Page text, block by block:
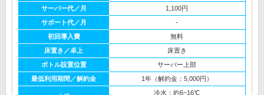
サーバー代／月
1,100円
サポート代／月
-
初回導入費
無料
床置き／卓上
床置き
ボトル設置位置
サーバー上部
最低利用期間／解約金
1年（解約金：5,000円）
冷水：約6~16℃